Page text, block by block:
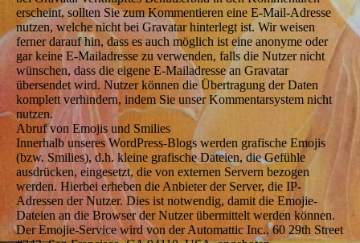
erscheint, sollten Sie zum Kommentieren eine E-Mail-Adresse
nutzen, welche nicht bei Gravatar hinterlegt ist. Wir weisen
ferner darauf hin, dass es auch möglich ist eine anonyme oder
gar keine E-Mailadresse zu verwenden, falls die Nutzer nicht
wünschen, dass die eigene E-Mailadresse an Gravatar
übersendet wird. Nutzer können die Übertragung der Daten
komplett verhindern, indem Sie unser Kommentarsystem nicht
nutzen.
Abruf von Emojis und Smilies
Innerhalb unseres WordPress-Blogs werden grafische Emojis
(bzw. Smilies), d.h. kleine grafische Dateien, die Gefühle
ausdrücken, eingesetzt, die von externen Servern bezogen
werden. Hierbei erheben die Anbieter der Server, die IP-
Adressen der Nutzer. Dies ist notwendig, damit die Emojie-
Dateien an die Browser der Nutzer übermittelt werden können.
Der Emojie-Service wird von der Automattic Inc., 60 29th Street